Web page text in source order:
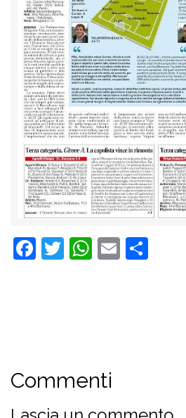
Facebook
Twitter
WhatsApp
Email
Commenti